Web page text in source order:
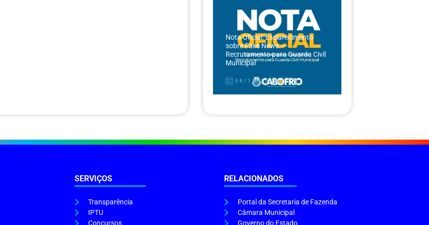
Nota Oficial: Esclarecimento
sobre Fake News –
Recrutamento para Guarda Civil
Municipal
06/12/2024
SERVIÇOS
Transparência
IPTU
Concursos
RELACIONADOS
Portal da Secretaria de Fazenda
Câmara Municipal
Governo do Estado